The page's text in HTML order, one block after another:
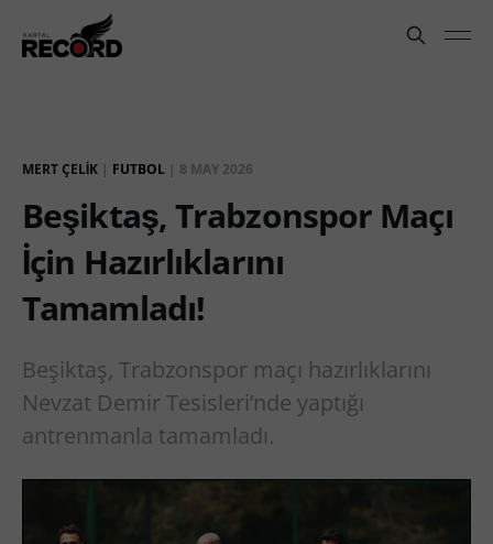
MERT ÇELIK | FUTBOL | 8 MAY 2026
Beşiktaş, Trabzonspor Maçı
İçin Hazırlıklarını
Tamamladı!
Beşiktaş, Trabzonspor maçı hazırlıklarını
Nevzat Demir Tesisleri’nde yaptığı
antrenmanla tamamladı.